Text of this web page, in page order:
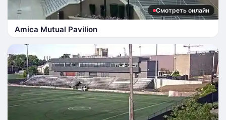
Смотреть онлайн
Amica Mutual Pavilion